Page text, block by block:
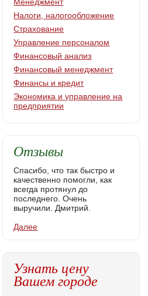
Налоги, налогообложение
Страхование
Управление персоналом
Финансовый анализ
Финансовый менеджмент
Финансы и кредит
Экономика и управление на
предприятии
Отзывы
Спасибо, что так быстро и
качественно помогли, как
всегда протянул до
последнего. Очень
выручили. Дмитрий.
Далее
Узнать цену
Вашем городе